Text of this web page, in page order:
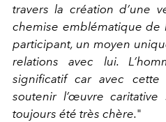
travers la création d’une
chemise emblématique de
participant, un moyen
relations avec lui.
significatif car avec cette
soutenir l’œuvre
toujours été très chère."